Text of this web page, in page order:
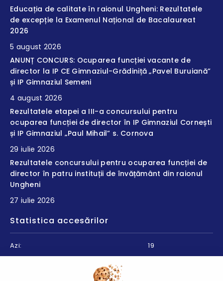
Educația de calitate în raionul Ungheni: Rezultatele
de excepție la Examenul Național de Bacalaureat
2026
5 august 2026
ANUNȚ CONCURS: Ocuparea funcției vacante de
director la IP CE Gimnaziul-Grădiniță „Pavel Buruiană”
și IP Gimnaziul Semeni
4 august 2026
Rezultatele etapei a III-a concursului pentru
ocuparea funcției de director în IP Gimnaziul Cornești
și IP Gimnaziul „Paul Mihail” s. Cornova
29 iulie 2026
Rezultatele concursului pentru ocuparea funcției de
director în patru instituții de învățământ din raionul
Ungheni
27 iulie 2026
Statistica accesărilor
Azi:
19